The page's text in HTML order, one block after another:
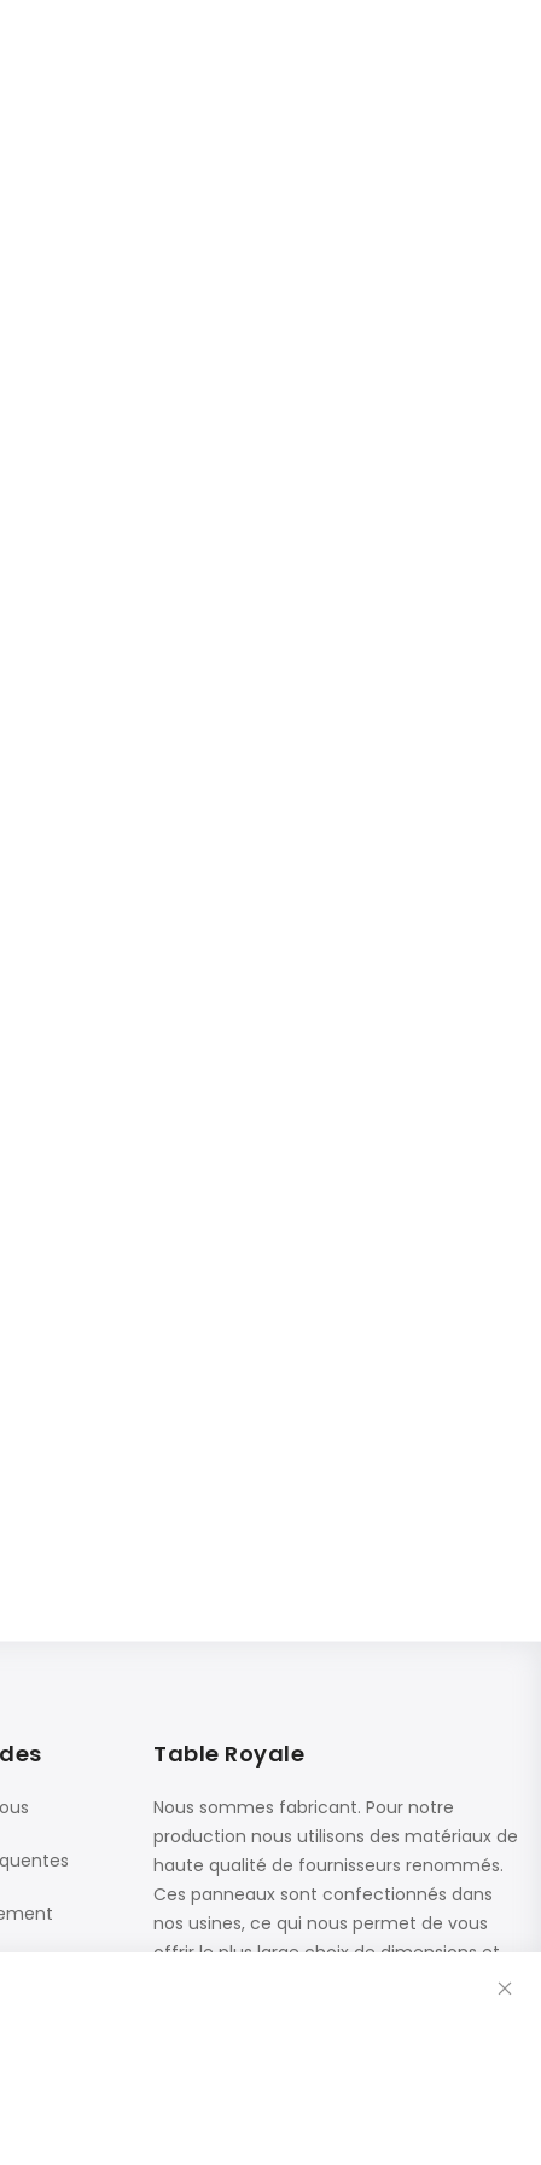
Table Royale
Nous sommes fabricant. Pour notre
production nous utilisons des matériaux de
haute qualité de fournisseurs renommés.
Ces panneaux sont confectionnés dans
nos usines, ce qui nous permet de vous
offrir le plus large choix de dimensions et